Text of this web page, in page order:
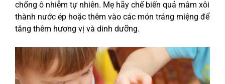
chống ô nhiễm tự nhiên. Mẹ hãy chế biến quả mâm xôi
thành nước ép hoặc thêm vào các món tráng miệng để
tăng thêm hương vị và dinh dưỡng.